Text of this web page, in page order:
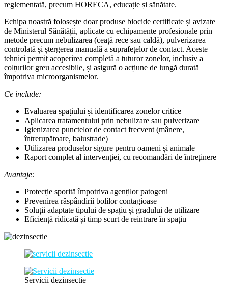
reglementată, precum HORECA, educație și sănătate.
Echipa noastră folosește doar produse biocide certificate și avizate
de Ministerul Sănătății, aplicate cu echipamente profesionale prin
metode precum nebulizarea (ceață rece sau caldă), pulverizarea
controlată și ștergerea manuală a suprafețelor de contact. Aceste
tehnici permit acoperirea completă a tuturor zonelor, inclusiv a
colțurilor greu accesibile, și asigură o acțiune de lungă durată
împotriva microorganismelor.
Ce include:
Evaluarea spațiului și identificarea zonelor critice
Aplicarea tratamentului prin nebulizare sau pulverizare
Igienizarea punctelor de contact frecvent (mânere,
întrerupătoare, balustrade)
Utilizarea produselor sigure pentru oameni și animale
Raport complet al intervenției, cu recomandări de întreținere
Avantaje:
Protecție sporită împotriva agenților patogeni
Prevenirea răspândirii bolilor contagioase
Soluții adaptate tipului de spațiu și gradului de utilizare
Eficiență ridicată și timp scurt de reintrare în spațiu
Servicii dezinsectie